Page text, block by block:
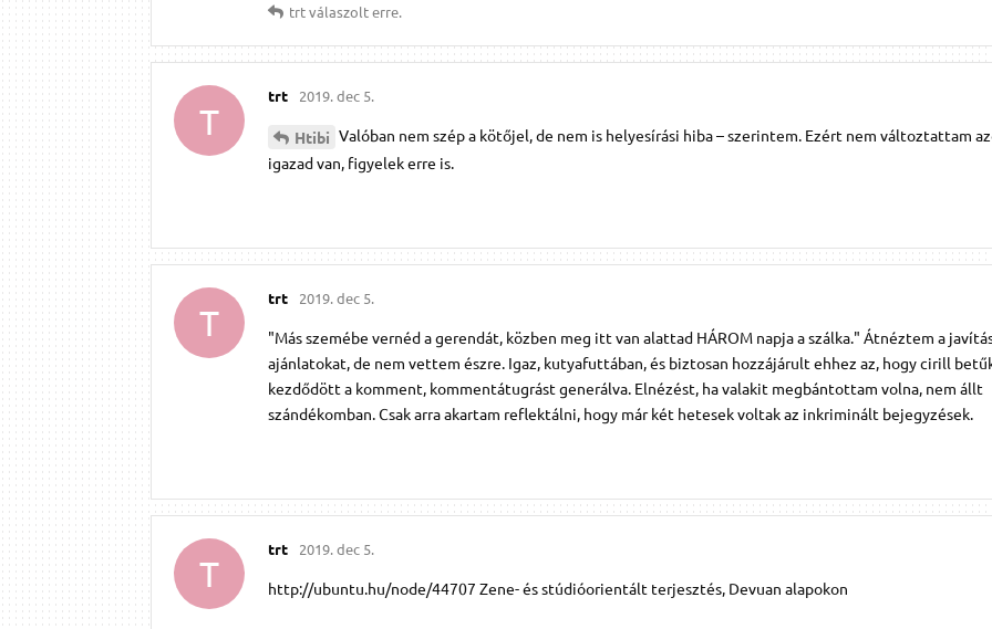
trtválaszolt erre.
T
trt 2019. dec 5.
Htibi Valóban nem szép a kötőjel, de nem is helyesírási hiba – szerintem. Ezért nem változtattam
igazad van, figyelek erre is.
T
trt 2019. dec 5.
"Más szemébe vernéd a gerendát, közben meg itt van alattad HÁROM napja a szálka." Átnéztem a
ajánlatokat, de nem vettem észre. Igaz, kutyafuttában, és biztosan hozzájárult ehhez az, hogy cirill
kezdődött a komment, kommentátugrást generálva. Elnézést, ha valakit megbántottam volna, nem állt
szándékomban. Csak arra akartam reflektálni, hogy már két hetesek voltak az inkriminált bejegyzések.
T
trt 2019. dec 5.
http://ubuntu.hu/node/44707 Zene- és stúdióorientált terjesztés, Devuan alapokon